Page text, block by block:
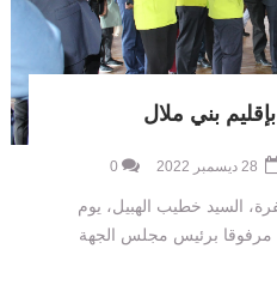
بني ملال
0
السيد خطيب الهبيل، يوم
الجاري، مرفوقا برئيس مجلس الجهة